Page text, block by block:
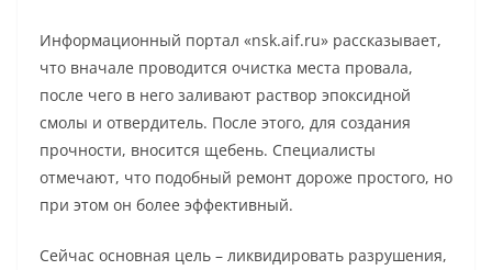
Информационный портал «nsk.aif.ru» рассказывает,
что вначале проводится очистка места провала,
после чего в него заливают раствор эпоксидной
смолы и отвердитель. После этого, для создания
прочности, вносится щебень. Специалисты
отмечают, что подобный ремонт дороже простого, но
при этом он более эффективный.
Сейчас основная цель – ликвидировать разрушения,